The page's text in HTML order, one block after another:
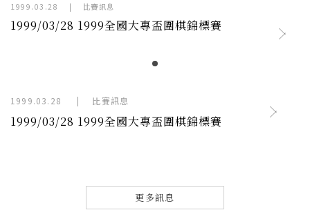
1999.03.28 | 比賽訊息
1999/03/28 1999全國大專盃圍棋錦標賽
1999.03.28 | 比賽訊息
1999/03/28 1999全國大專盃圍棋錦標賽
更多訊息